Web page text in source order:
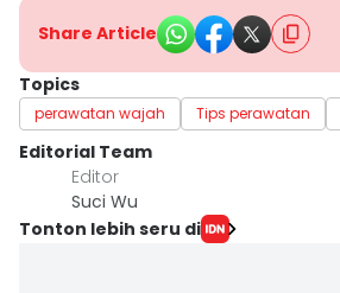
Share Article
Topics
perawatan wajah Tips perawatan
Editorial Team
Editor
Suci Wu
Tonton lebih seru di